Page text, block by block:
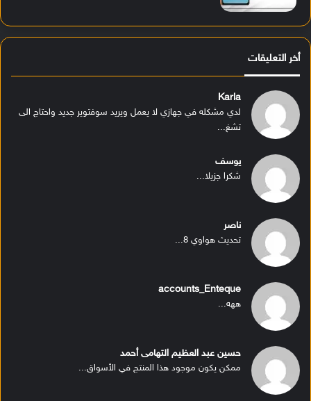
أخر التعليقات
Karla
لدي مشكله في جهازي لا يعمل ويريد سوفتوير جديد واحتاج الى
تشغ...
يوسف
شكرا جزيلا...
ناصر
تحديث هواوي 8...
accounts_Enteque
ههه...
حسين عبد العظيم التهامى أحمد
ممكن يكون موجود هذا المنتج في الأسواق...